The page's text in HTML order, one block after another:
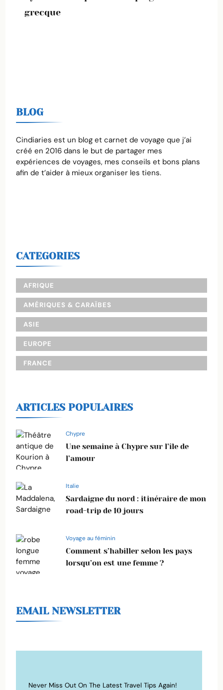
grecque
BLOG
Cindiaries est un blog et carnet de voyage que j’ai
créé en 2016 dans le but de partager mes
expériences de voyages, mes conseils et bons plans
afin de t’aider à mieux organiser les tiens.
CATEGORIES
AFRIQUE
AMÉRIQUES & CARAÏBES
ASIE
EUROPE
FRANCE
ARTICLES POPULAIRES
Chypre
Une semaine à Chypre sur l’île de
l’amour
Italie
Sardaigne du nord : itinéraire de mon
road-trip de 10 jours
Voyage au féminin
Comment s’habiller selon les pays
lorsqu’on est une femme ?
EMAIL NEWSLETTER
Never Miss Out On The Latest Travel Tips Again!